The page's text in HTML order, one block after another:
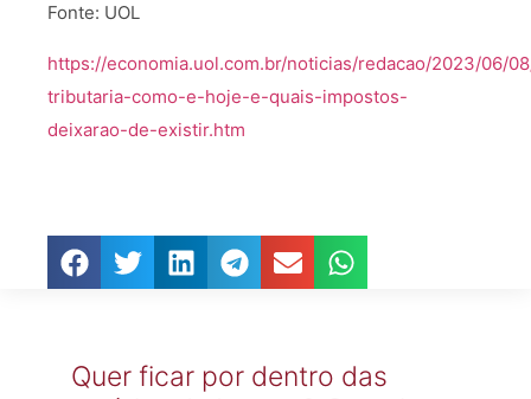
Fonte: UOL
https://economia.uol.com.br/noticias/redacao/2023/06/
tributaria-como-e-hoje-e-quais-impostos-
deixarao-de-existir.htm
Quer ficar por dentro das